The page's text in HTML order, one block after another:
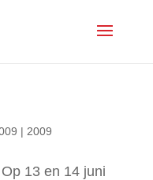
| 2009
13 en 14 juni